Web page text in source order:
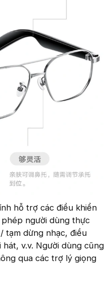
hỗ trợ các điều khiển
người dùng thực
tạm dừng nhạc, điều
v.v. Người dùng cũng
qua các trợ lý giọng